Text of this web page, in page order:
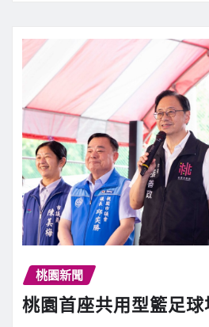
桃園新聞
桃園首座共用型籃足球